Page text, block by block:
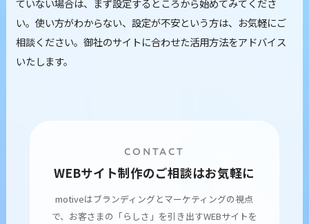
い。使い方がわからない、設定が不安という方は、お気軽にご
相談ください。御社のサイトに合わせた活用方法をアドバイス
いたします。
CONTACT
WEBサイト制作のご相談はお気軽に
motiveはブランディングとマーケティングの視点
で、お客さまの「らしさ」を引き出すWEBサイトを